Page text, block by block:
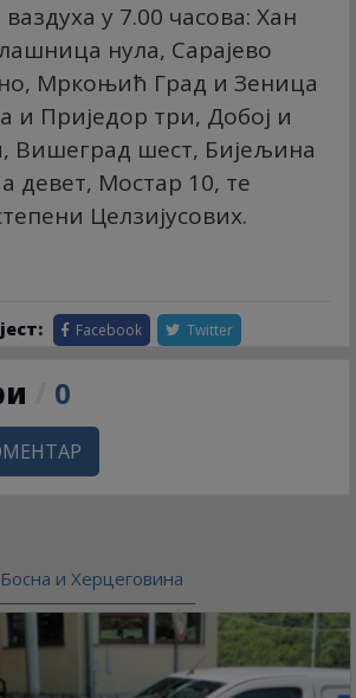
у 7.00 часова: Хан
нула, Сарајево
Мркоњић Град и Зеница
и Приједор три, Добој и
Вишеград шест, Бијељина
девет, Мостар 10, те
Целзијусових.
Facebook Twitter
0
Босна и Херцеговина